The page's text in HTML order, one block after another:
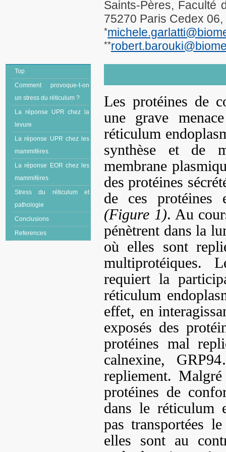
Saints-Pères, Faculté
75270 Paris Cedex
*
**
Top
Comment provoque-t-on
un stress du réticulum ?
La réponse UPR chez la
levure
La réponse UPR chez les
mammifères
La réponse EOR chez les
mammifères
Stress du réticulum et
pathologie
Conclusions
References
Les protéines de
une grave
réticulum
synthèse et de
membrane
des protéines
de ces protéines
(Figure 1). Au
pénètrent dans la
où elles sont
multiprotéiques.
requiert la
réticulum
effet, en
exposés des
protéines mal
calnexine,
repliement.
protéines de
dans le réticulum
pas transportées
elles sont au